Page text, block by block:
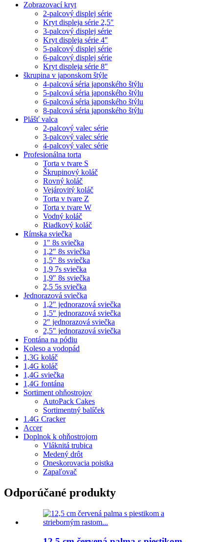
Zobrazovací kryt
2-palcový displej série
Kryt displeja série 2,5″
3-palcový displej série
Kryt displeja série 4″
5-palcový displej série
6-palcový displej série
Kryt displeja série 8″
škrupina v japonskom štýle
4-palcová séria japonského štýlu
5-palcová séria japonského štýlu
6-palcová séria japonského štýlu
8-palcová séria japonského štýlu
Plášť valca
2-palcový valec série
3-palcový valec série
4-palcový valec série
Profesionálna torta
Torta v tvare S
Škrupinový koláč
Rovný koláč
Vejárovitý koláč
Torta v tvare Z
Torta v tvare W
Vodný koláč
Riadkový koláč
Rímska sviečka
1″ 8s sviečka
1,2″ 8s sviečka
1,5″ 8s sviečka
1,9 7s sviečka
1,9″ 8s sviečka
2,5 5s sviečka
Jednorazová sviečka
1,2″ jednorazová sviečka
1,5″ jednorazová sviečka
2″ jednorazová sviečka
2,5″ jednorazová sviečka
Fontána na pódiu
Koleso a vodopád
1,3G koláč
1,4G koláč
1,4G sviečka
1,4G fontána
Sortiment ohňostrojov
AutoPack Cakes
Sortimentný balíček
1.4G Cracker
Accer
Doplnok k ohňostrojom
Vláknitá trubica
Medený drôt
Oneskorovacia poistka
Zapaľovač
Odporúčané produkty